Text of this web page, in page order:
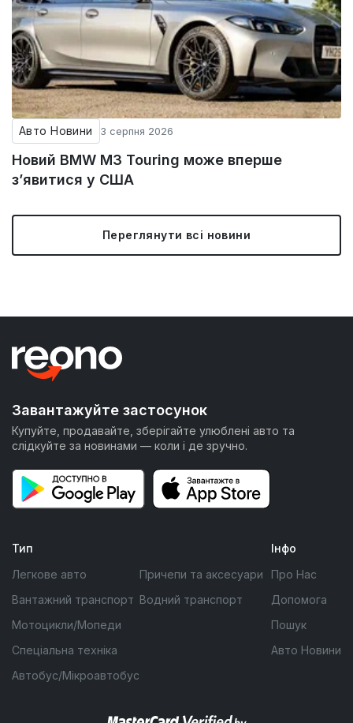
Авто Новини 3 серпня 2026
Новий BMW M3 Touring може вперше
з’явитися у США
Переглянути всі новини
Завантажуйте застосунок
Купуйте, продавайте, зберігайте улюблені авто та
слідкуйте за новинами — коли і де зручно.
Тип
Легкове авто
Вантажний транспорт
Мотоцикли/Мопеди
Спеціальна техніка
Автобус/Мікроавтобус
Причепи та аксесуари
Водний транспорт
Інфо
Про Нас
Допомога
Пошук
Авто Новини